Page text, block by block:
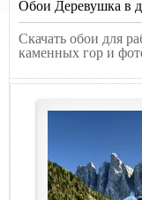
Обои Деревушка в
Скачать обои для
каменных гор и